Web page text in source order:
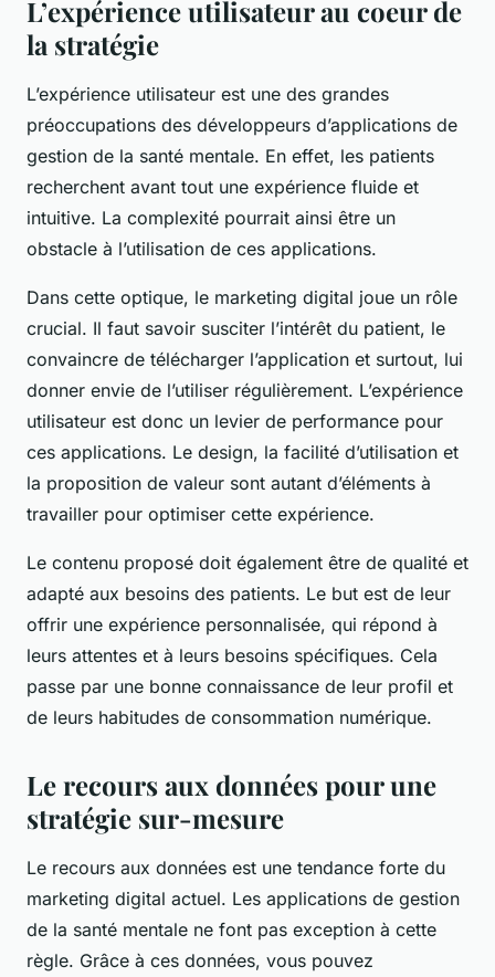
L’expérience utilisateur au coeur de
la stratégie
L’expérience utilisateur est une des grandes
préoccupations des développeurs d’applications de
gestion de la santé mentale. En effet, les patients
recherchent avant tout une expérience fluide et
intuitive. La complexité pourrait ainsi être un
obstacle à l’utilisation de ces applications.
Dans cette optique, le marketing digital joue un rôle
crucial. Il faut savoir susciter l’intérêt du patient, le
convaincre de télécharger l’application et surtout, lui
donner envie de l’utiliser régulièrement. L’expérience
utilisateur est donc un levier de performance pour
ces applications. Le design, la facilité d’utilisation et
la proposition de valeur sont autant d’éléments à
travailler pour optimiser cette expérience.
Le contenu proposé doit également être de qualité et
adapté aux besoins des patients. Le but est de leur
offrir une expérience personnalisée, qui répond à
leurs attentes et à leurs besoins spécifiques. Cela
passe par une bonne connaissance de leur profil et
de leurs habitudes de consommation numérique.
Le recours aux données pour une
stratégie sur-mesure
Le recours aux données est une tendance forte du
marketing digital actuel. Les applications de gestion
de la santé mentale ne font pas exception à cette
règle. Grâce à ces données, vous pouvez